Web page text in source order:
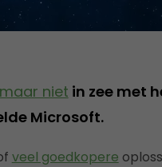
niet in zee met
Microsoft.
veel goedkopere